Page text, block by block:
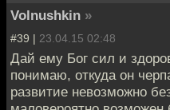
Volnushkin »
#39 | 23.04.15 02:48
Дай ему Бог сил и
понимаю, откуда он
развитие невозможно